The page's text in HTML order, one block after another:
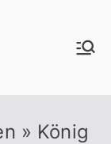
» König